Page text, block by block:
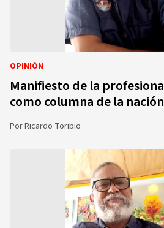
OPINIÓN
Manifiesto de la
como columna de la nación
PorRicardo Toribio